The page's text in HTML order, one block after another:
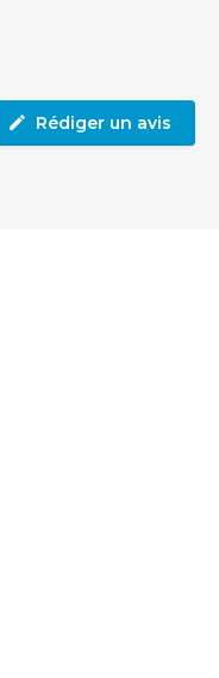
Rédiger un avis